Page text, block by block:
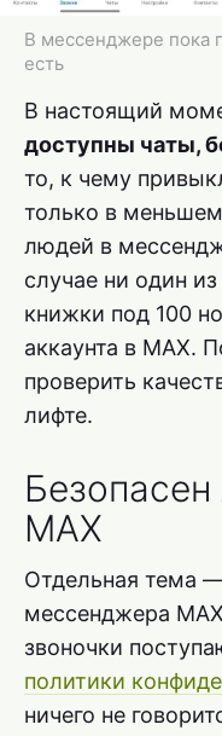
В мессенджере пока
есть
В настоящий
доступны чаты,
то, к чему
только в
людей в
случае ни один
книжки под 100
аккаунта в MAX.
проверить
лифте.
MAX
Отдельная тема
мессенджера
звоночки
политики
ничего не